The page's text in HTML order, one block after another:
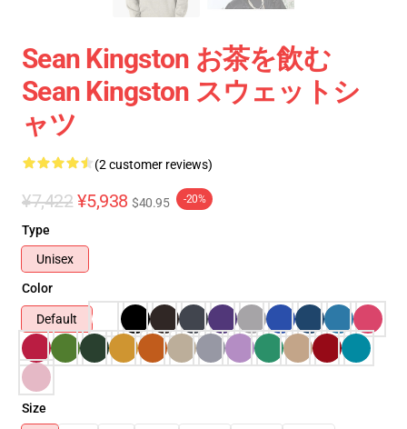
Sean Kingston お茶を飲む
Sean Kingston スウェットシ
ャツ
(2 customer reviews)
¥7,422 ¥5,938 $40.95 -20%
Type
Unisex
Color
Default
Size